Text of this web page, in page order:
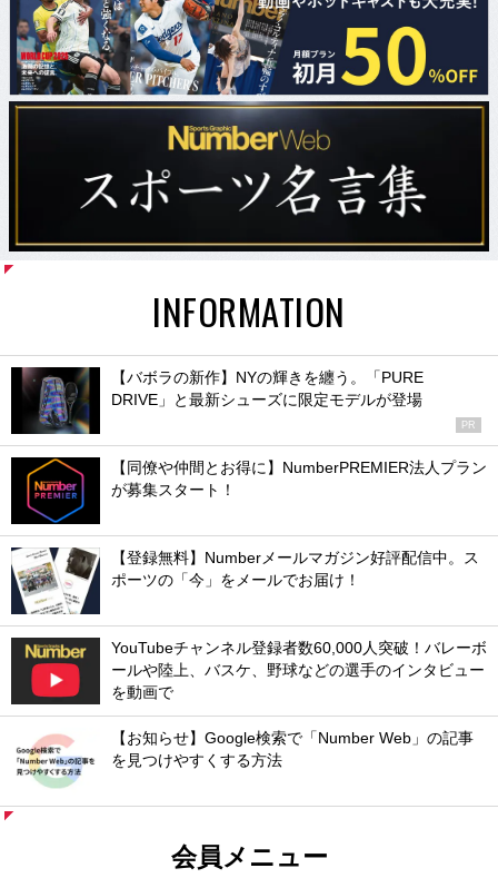
INFORMATION
【バボラの新作】NYの輝きを纏う。「PURE
DRIVE」と最新シューズに限定モデルが登場
PR
【同僚や仲間とお得に】NumberPREMIER法人プラン
が募集スタート！
【登録無料】Numberメールマガジン好評配信中。ス
ポーツの「今」をメールでお届け！
YouTubeチャンネル登録者数60,000人突破！バレーボ
ールや陸上、バスケ、野球などの選手のインタビュー
を動画で
【お知らせ】Google検索で「Number Web」の記事
を見つけやすくする方法
会員メニュー